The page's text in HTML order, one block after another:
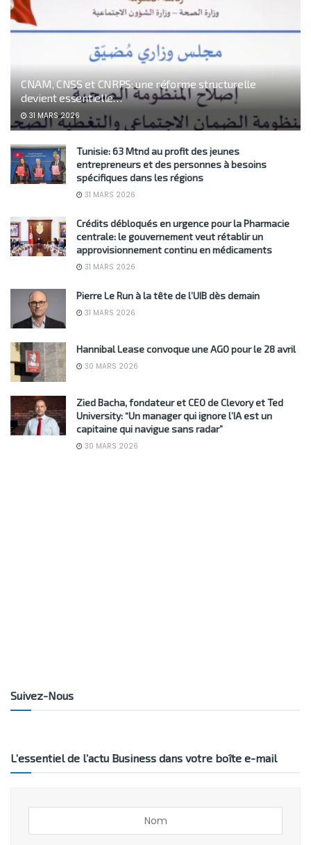
CNAM, CNSS et CNRPS: une réforme structurelle
devient essentielle…
31 MARS 2026
Tunisie: 63 Mtnd au profit des jeunes
entrepreneurs et des personnes à besoins
spécifiques dans les régions
31 MARS 2026
Crédits débloqués en urgence pour la Pharmacie
centrale: le gouvernement veut rétablir un
approvisionnement continu en médicaments
31 MARS 2026
Pierre Le Run à la tête de l’UIB dès demain
31 MARS 2026
Hannibal Lease convoque une AGO pour le 28 avril
30 MARS 2026
Zied Bacha, fondateur et CEO de Clevory et Ted
University: “Un manager qui ignore l’IA est un
capitaine qui navigue sans radar”
30 MARS 2026
Suivez-Nous
L’essentiel de l’actu Business dans votre boîte e-mail